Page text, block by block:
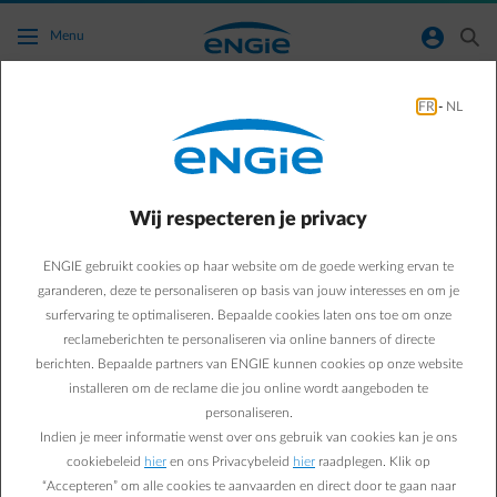
Ga naar de hoofdinhoud
Menu normal-account-circle search
Hoe wordt energiedelen gefactureerd?
situatie (energieverdeler of energieontvanger) en je klanttype
(residentiële of professionele klant).
Maandelijks facturatieregime: je ontvangt twee keer per jaar, in april
en september, een aparte factuur van ENGIE voor de afgerekende
volumes en periodes.
Jaarlijks facturatieregime: je ontvangt één keer per jaar, in april of
september, een aparte factuur van ENGIE voor de afgerekende
volumes en periodes.
Afhankelijk van je situatie (energieverdeler of energieontvanger) en
FR - NL
Wij respecteren je privacy
ENGIE gebruikt cookies op haar website om de goede werking ervan te
garanderen, deze te personaliseren op basis van jouw interesses en om je
surfervaring te optimaliseren. Bepaalde cookies laten ons toe om onze
reclameberichten te personaliseren via online banners of directe
berichten. Bepaalde partners van ENGIE kunnen cookies op onze website
installeren om de reclame die jou online wordt aangeboden te
personaliseren.
Indien je meer informatie wenst over ons gebruik van cookies kan je ons
cookiebeleid hier en ons Privacybeleid hier raadplegen. Klik op
“Accepteren” om alle cookies te aanvaarden en direct door te gaan naar